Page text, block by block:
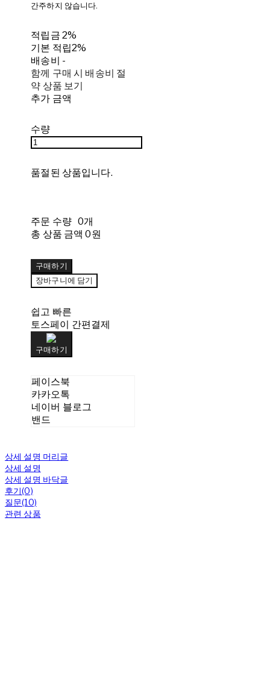
간주하지 않습니다.
적립금 2%
기본 적립2%
배송비 -
함께 구매 시 배송비 절
약 상품 보기
추가 금액
수량
품절된 상품입니다.
주문 수량 0개
총 상품 금액 0원
구매하기
장바구니에 담기
쉽고 빠른
토스페이 간편결제
구매하기
페이스북
카카오톡
네이버 블로그
밴드
상세 설명 머리글
상세 설명
상세 설명 바닥글
후기(0)
질문(10)
관련 상품